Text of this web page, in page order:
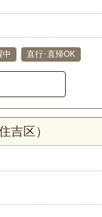
中 直行･直帰OK
吉区）